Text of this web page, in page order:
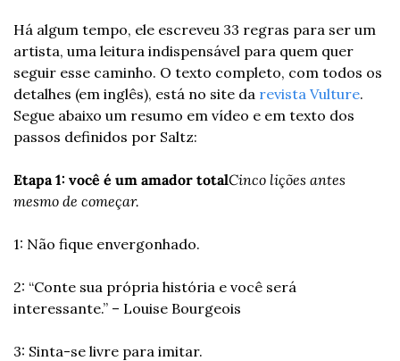
Há algum tempo, ele escreveu 33 regras para ser um
artista, uma leitura indispensável para quem quer
seguir esse caminho. O texto completo, com todos os
detalhes (em inglês), está no site da revista Vulture.
Segue abaixo um resumo em vídeo e em texto dos
passos definidos por Saltz:
Etapa 1: você é um amador totalCinco lições antes
mesmo de começar.
1: Não fique envergonhado.
2: “Conte sua própria história e você será
interessante.” – Louise Bourgeois
3: Sinta-se livre para imitar.